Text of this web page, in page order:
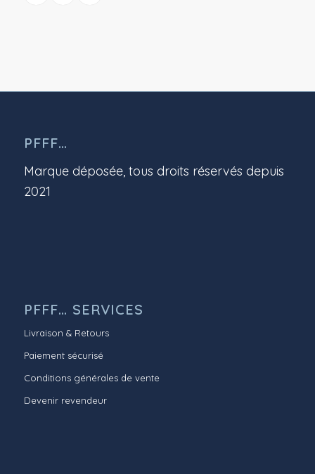
PFFF…
Marque déposée, tous droits réservés depuis
2021
PFFF… SERVICES
Livraison & Retours
Paiement sécurisé
Conditions générales de vente
Devenir revendeur